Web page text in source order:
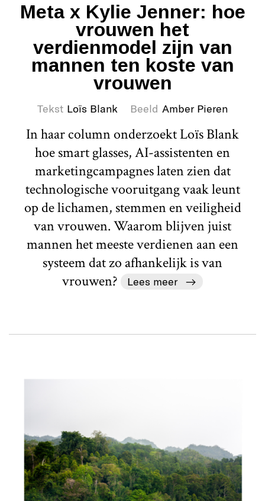
Meta x Kylie Jenner: hoe
vrouwen het
verdienmodel zijn van
mannen ten koste van
vrouwen
Tekst Loïs Blank Beeld Amber Pieren
In haar column onderzoekt Loïs Blank
hoe smart glasses, AI-assistenten en
marketingcampagnes laten zien dat
technologische vooruitgang vaak leunt
op de lichamen, stemmen en veiligheid
van vrouwen. Waarom blijven juist
mannen het meeste verdienen aan een
systeem dat zo afhankelijk is van
vrouwen?
Lees meer